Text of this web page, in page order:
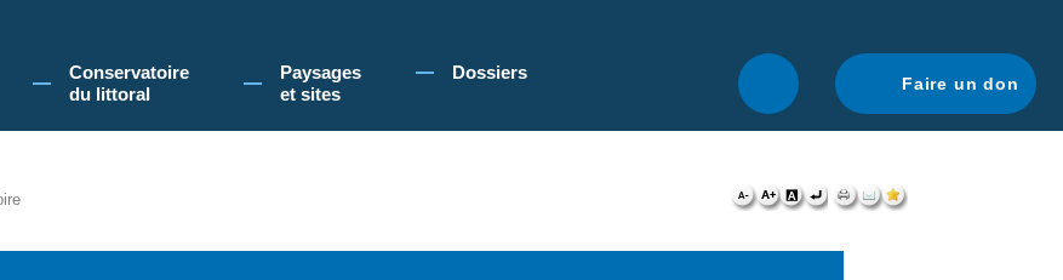
du littoral, vous acceptez l'utilisation de cookies pour vous proposer une navigation optimale.
Conservatoire
du littoral
Paysages
et sites
Dossiers
Faire un don